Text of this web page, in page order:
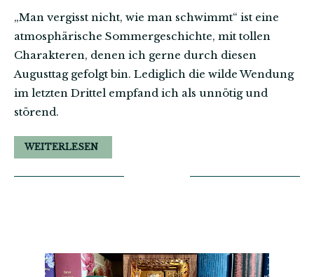
„Man vergisst nicht, wie man schwimmt“ ist eine
atmosphärische Sommergeschichte, mit tollen
Charakteren, denen ich gerne durch diesen
Augusttag gefolgt bin. Lediglich die wilde Wendung
im letzten Drittel empfand ich als unnötig und
störend.
WEITERLESEN